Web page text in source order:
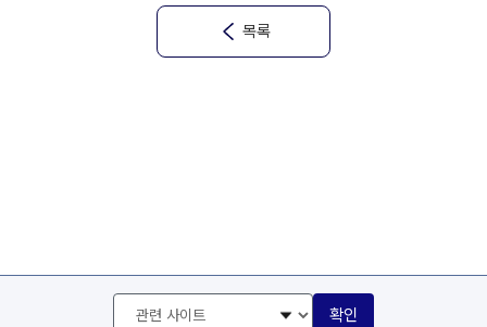
목록
관
확인